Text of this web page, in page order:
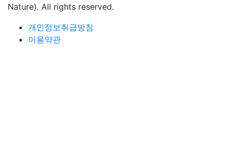
Nature). All rights reserved.
개인정보취급방침
이용약관